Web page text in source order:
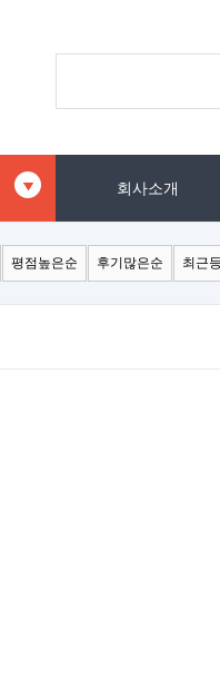
회사소개
평점높은순 후기많은순 최근